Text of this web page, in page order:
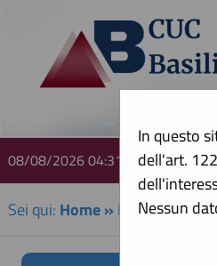
08/08/2026 04:31
Sei qui: Home» Informazioni
In questo
dell'art.
Nessun